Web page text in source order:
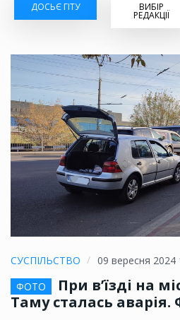
ДОСЬЄ ГІТУ ВИБІР
РЕДАКЦІЇ
СУСПІЛЬСТВО
09 вересня 2024
ФОТО
При в’їзді на
Таму сталась